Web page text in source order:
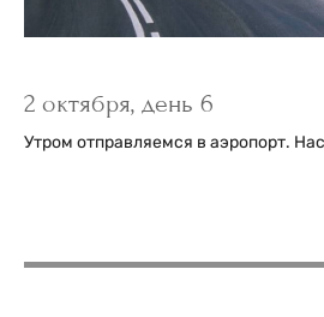
2 октября, день 6
Утром отправляемся в аэропорт.